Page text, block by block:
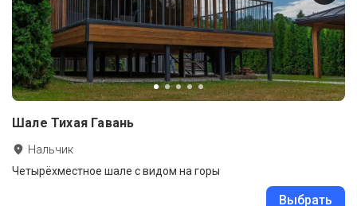
Шале Тихая Гавань
Нальчик
Четырёхместное шале с видом на горы
Выбрать